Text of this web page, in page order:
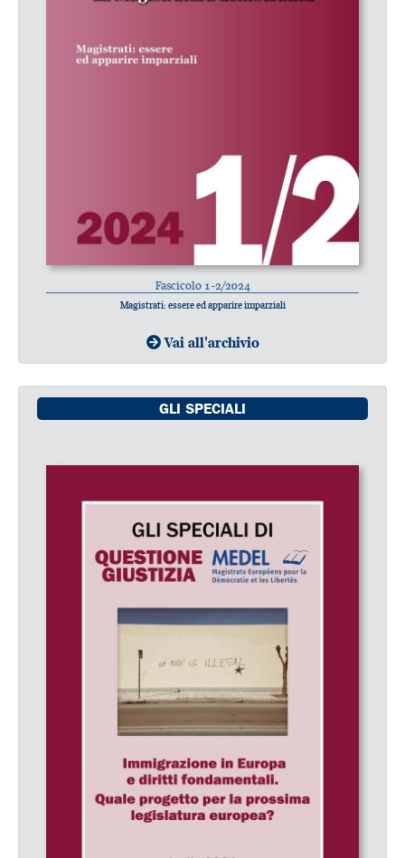
Fascicolo 1-2/2024
Magistrati: essere ed apparire imparziali
Vai all'archivio
GLI SPECIALI